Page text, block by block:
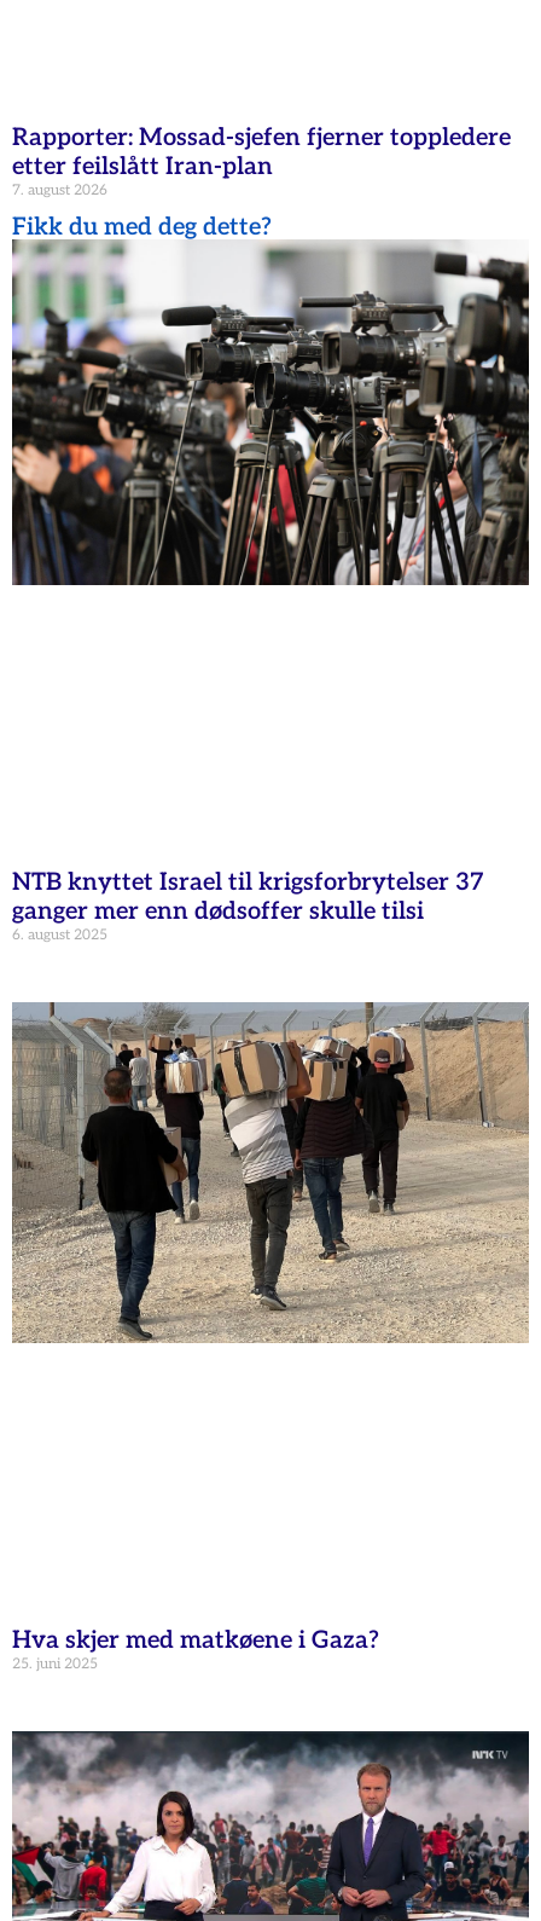
Rapporter: Mossad-sjefen fjerner toppledere
etter feilslått Iran-plan
7. august 2026
Fikk du med deg dette?
NTB knyttet Israel til krigsforbrytelser 37
ganger mer enn dødsoffer skulle tilsi
6. august 2025
Hva skjer med matkøene i Gaza?
25. juni 2025